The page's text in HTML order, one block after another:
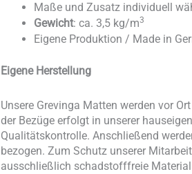
Maße und Zusatz individuell
Gewicht: ca. 3,5 kg/m3
Eigene Produktion / Made in
Eigene Herstellung
Unsere Grevinga Matten werden vor
der Bezüge erfolgt in unserer
Qualitätskontrolle. Anschließend
bezogen. Zum Schutz unserer
ausschließlich schadstofffreie